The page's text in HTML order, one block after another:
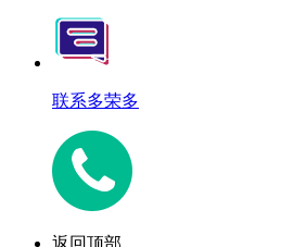
联系多荣多
返回顶部